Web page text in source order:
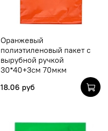
Оранжевый
полиэтиленовый пакет с
вырубной ручкой
30*40+3см 70мкм
18.06 руб